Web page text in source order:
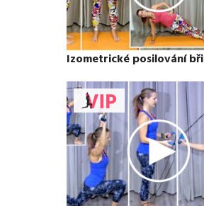
Izometrické posilování